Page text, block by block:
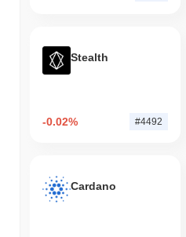
Stealth
-0.02% #4492
Cardano